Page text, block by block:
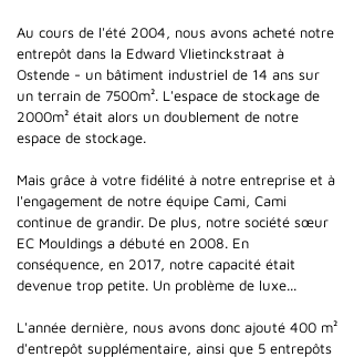
Au cours de l'été 2004, nous avons acheté notre
entrepôt dans la Edward Vlietinckstraat à
Ostende - un bâtiment industriel de 14 ans sur
un terrain de 7500m². L'espace de stockage de
2000m² était alors un doublement de notre
espace de stockage.
Mais grâce à votre fidélité à notre entreprise et à
l'engagement de notre équipe Cami, Cami
continue de grandir. De plus, notre société sœur
EC Mouldings a débuté en 2008. En
conséquence, en 2017, notre capacité était
devenue trop petite. Un problème de luxe...
L'année dernière, nous avons donc ajouté 400 m²
d'entrepôt supplémentaire, ainsi que 5 entrepôts